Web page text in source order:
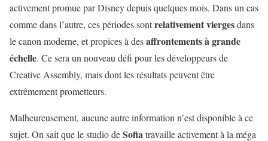
activement promue par Disney depuis quelques mois. Dans un cas
comme dans l’autre, ces périodes sontrelativement viergesdans
le canon moderne, et propices à desaffrontements à grande
échelle. Ce sera un nouveau défi pour les développeurs de
Creative Assembly, mais dont les résultats peuvent être
extrêmement prometteurs.
Malheureusement, aucune autre information n’est disponible à ce
sujet. On sait que le studio deSofiatravaille activement à la méga